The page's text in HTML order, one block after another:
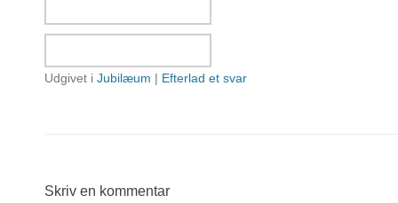
Udgivet i Jubilæum | Efterlad et svar
Skriv en kommentar